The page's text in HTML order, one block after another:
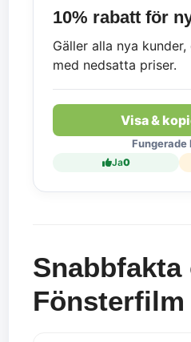
10% rabatt för
Gäller alla nya
med nedsatta priser.
Visa &
Fungerade
Ja0
Snabbfakta
Fönsterfilm